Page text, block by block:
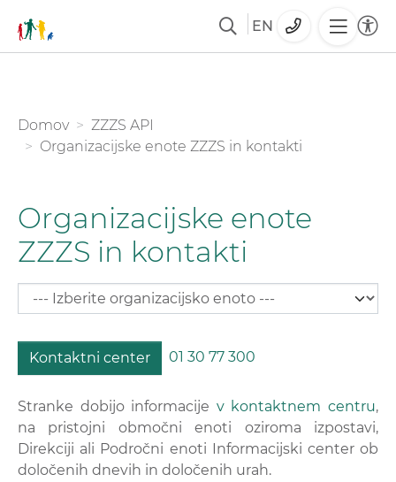
glavno
vsebino
EN
You are here:
Domov
ZZZS API
Organizacijske enote ZZZS in kontakti
Organizacijske enote
ZZZS in kontakti
Kontaktni center 01 30 77 300
Stranke dobijo informacije v kontaktnem centru,
na pristojni območni enoti oziroma izpostavi,
Direkciji ali Področni enoti Informacijski center ob
določenih dnevih in določenih urah.